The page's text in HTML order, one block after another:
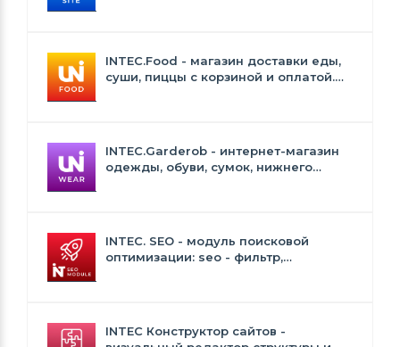
INTEC.Food - магазин доставки еды,
суши, пиццы с корзиной и оплатой.
INTEC.Garderob - интернет-магазин
одежды, обуви, сумок, нижнего
INTEC. SEO - модуль поисковой
оптимизации: seo - фильтр,
INTEC Конструктор сайтов -